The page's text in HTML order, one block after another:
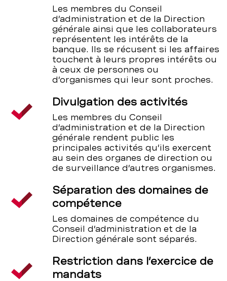
Les membres du Conseil
d’administration et de la Direction
générale ainsi que les collaborateurs
représentent les intérêts de la
banque. Ils se récusent si les affaires
touchent à leurs propres intérêts ou
à ceux de personnes ou
d’organismes qui leur sont proches.
Divulgation des activités
Les membres du Conseil
d’administration et de la Direction
générale rendent public les
principales activités qu’ils exercent
au sein des organes de direction ou
de surveillance d’autres organismes.
Séparation des domaines de
compétence
Les domaines de compétence du
Conseil d’administration et de la
Direction générale sont séparés.
Restriction dans l’exercice de
mandats